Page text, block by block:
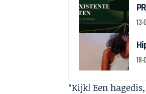
13-
“Kijk! Een